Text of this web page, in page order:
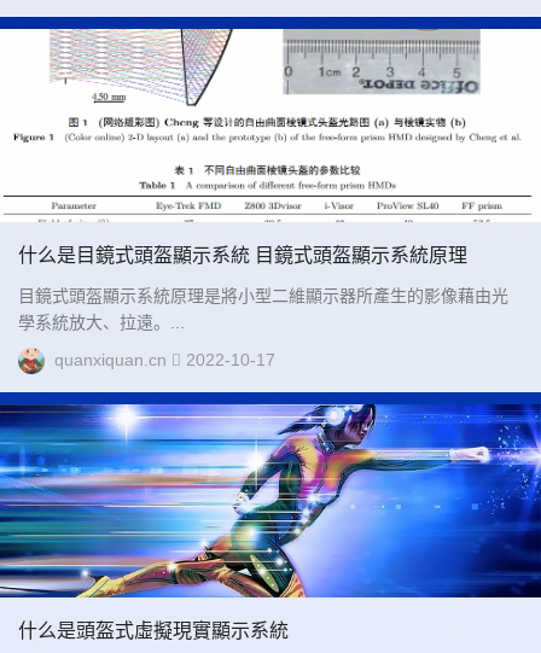
度, θ 為半視場角,N 為頭盔中使用的微型顯示器在這個方向上的像素
數. 在 N 為一定值時, R 與 FOV 相互制約, 無法同時滿足大視場和高
分辨率的要求....
什么是目鏡式頭盔顯示系統 目鏡式頭盔顯示系統原理
目鏡式頭盔顯示系統原理是將小型二維顯示器所產生的影像藉由光
學系統放大、拉遠。...
quanxiquan.cn
2022-10-17
什么是頭盔式虛擬現實顯示系統